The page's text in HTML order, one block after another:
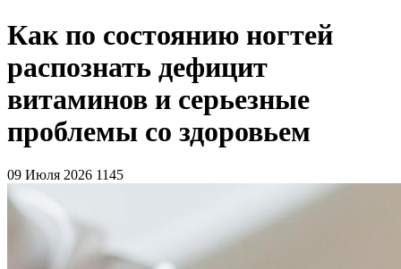
Как по состоянию ногтей
распознать дефицит
витаминов и серьезные
проблемы со здоровьем
09 Июля 2026 1145